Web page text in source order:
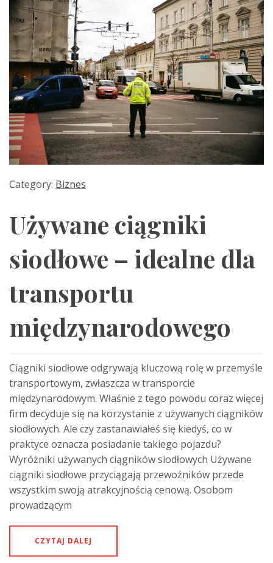
Category: Biznes
Używane ciągniki
siodłowe – idealne dla
transportu
międzynarodowego
Ciągniki siodłowe odgrywają kluczową rolę w przemyśle
transportowym, zwłaszcza w transporcie
międzynarodowym. Właśnie z tego powodu coraz więcej
firm decyduje się na korzystanie z używanych ciągników
siodłowych. Ale czy zastanawiałeś się kiedyś, co w
praktyce oznacza posiadanie takiego pojazdu?
Wyróżniki używanych ciągników siodłowych Używane
ciągniki siodłowe przyciągają przewoźników przede
wszystkim swoją atrakcyjnością cenową. Osobom
prowadzącym
CZYTAJ DALEJ